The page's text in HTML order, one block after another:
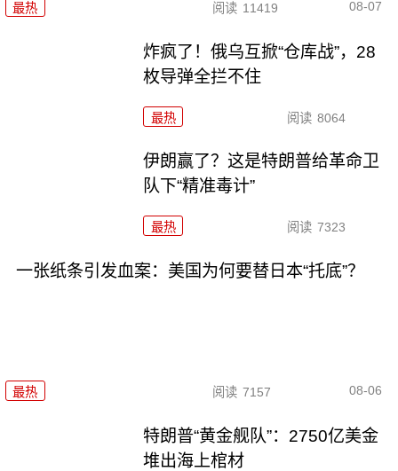
最热 阅读 11419 08-07
炸疯了！俄乌互掀“仓库战”，28
枚导弹全拦不住
最热 阅读 8064
伊朗赢了？这是特朗普给革命卫
队下“精准毒计”
最热 阅读 7323
一张纸条引发血案：美国为何要替日本“托底”？
最热 阅读 7157 08-06
特朗普“黄金舰队”：2750亿美金
堆出海上棺材